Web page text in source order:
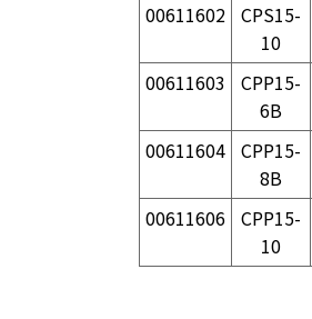
00611602
CPS15-
10
00611603
CPP15-
6B
00611604
CPP15-
8B
00611606
CPP15-
10